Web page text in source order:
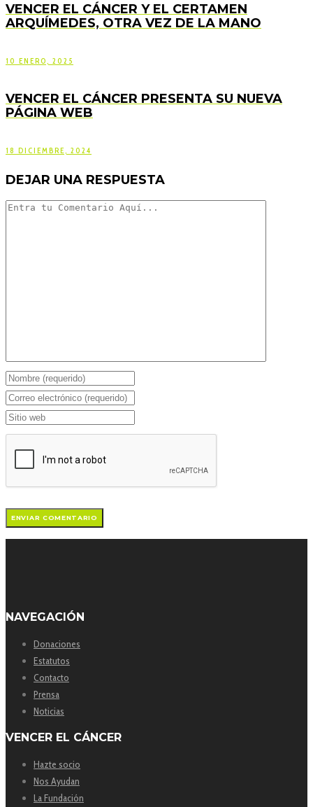
VENCER EL CÁNCER Y EL CERTAMEN
ARQUÍMEDES, OTRA VEZ DE LA MANO
10 ENERO, 2025
VENCER EL CÁNCER PRESENTA SU NUEVA
PÁGINA WEB
18 DICIEMBRE, 2024
DEJAR UNA RESPUESTA
NAVEGACIÓN
Donaciones
Estatutos
Contacto
Prensa
Noticias
VENCER EL CÁNCER
Hazte socio
Nos Ayudan
La Fundación